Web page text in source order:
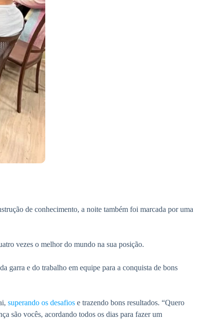
de conhecimento, a noite também foi marcada por uma
vezes o melhor do mundo na sua posição.
garra e do trabalho em equipe para a conquista de bons
superando os desafios e trazendo bons resultados. “Quero
são vocês, acordando todos os dias para fazer um